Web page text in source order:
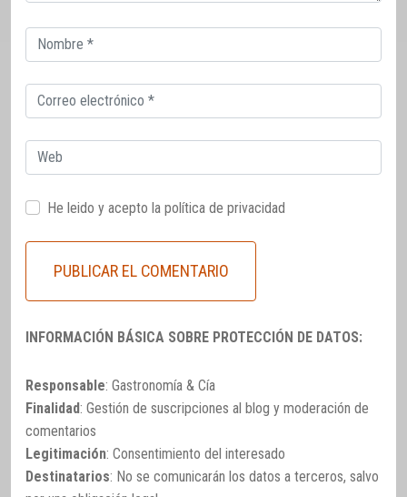
Correo
electrónico
Correo
electrónico
Web
He leido y acepto la política de privacidad
INFORMACIÓN BÁSICA SOBRE PROTECCIÓN DE DATOS:
Responsable: Gastronomía & Cía
Finalidad: Gestión de suscripciones al blog y moderación de
comentarios
Legitimación: Consentimiento del interesado
Destinatarios: No se comunicarán los datos a terceros, salvo